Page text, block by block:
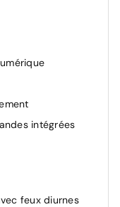
automatique
avec
et passager)
intégrées
feux diurnes